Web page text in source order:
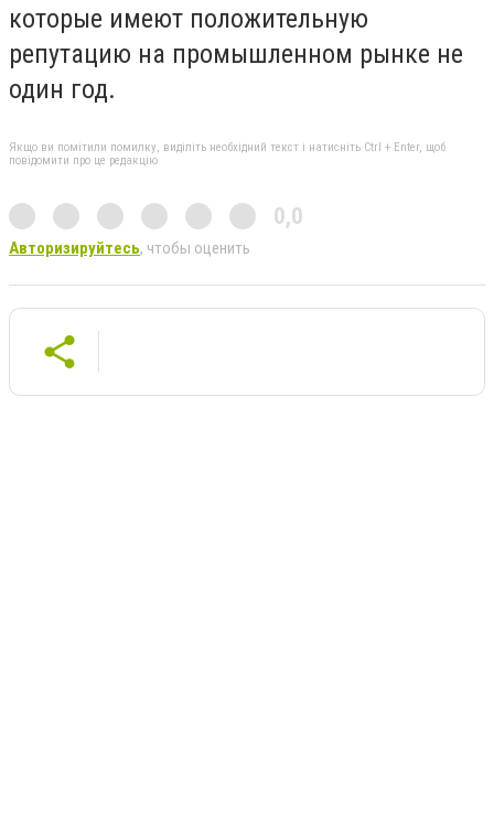
которые имеют положительную
репутацию на промышленном рынке не
один год.
Якщо ви помітили помилку, виділіть необхідний текст і натисніть Ctrl + Enter, щоб
повідомити про це редакцію
0,0
Авторизируйтесь, чтобы оценить